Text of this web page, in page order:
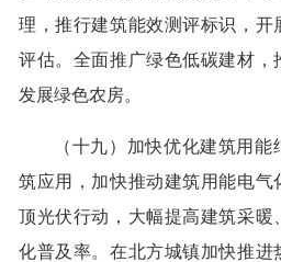
理，推行建筑能效测评标识，开
评估。全面推广绿色低碳建材，
发展绿色农房。
（十九）加快优化建筑用
筑应用，加快推动建筑用能电气
顶光伏行动，大幅提高建筑采暖
化普及率。在北方城镇加快推进